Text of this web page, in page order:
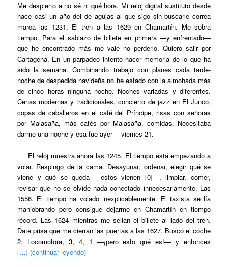
Me despierto a no sé ni qué hora. Mi reloj digital sustituto desde
hace casi un año del de agujas al que sigo sin buscarle correa
marca las 1231. El tren a las 1629 en Chamartín. Me sobra
tiempo. Para el sablazo de billete en primera —y enfrentado—
que he encontrado más me vale no perderlo. Quiero salir por
Cartagena. En un parpadeo intento hacer memoria de lo que ha
sido la semana. Combinando trabajo con planes cada tarde-
noche de despedida navideña no he estado con la almohada más
de cinco horas ninguna noche. Noches variadas y diferentes.
Cenas modernas y tradicionales, concierto de jazz en El Junco,
copas de caballeros en el café del Príncipe, risas con señoras
por Malasaña, más cafés por Malasaña, comidas. Necesitaba
darme una noche y esa fue ayer —viernes 21.
El reloj muestra ahora las 1245. El tiempo está empezando a
volar. Respingo de la cama. Desayunar, ordenar, elegir qué se
viene y qué se queda —estos vienen [0]—, limpiar, comer,
revisar que no se olvide nada conectado innecesariamente. Las
1556. El tiempo ha volado inexplicablemente. El taxista se lía
maniobrando pero consigue dejarme en Chamartín en tiempo
récord. Las 1624 mientras me sellan el billete al lado del tren.
Date prisa que me cierran las puertas a las 1627. Busco el coche
2. Locomotora, 3, 4, 1 —¡pero esto qué es!— y entonces
[…] (continuar leyendo)